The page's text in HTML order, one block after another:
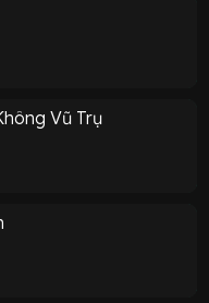
Vũ Trụ